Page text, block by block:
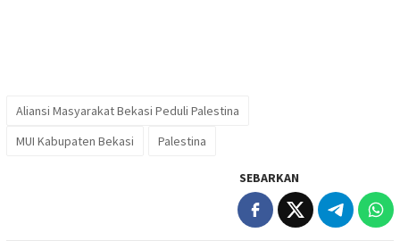
Aliansi Masyarakat Bekasi Peduli Palestina
MUI Kabupaten Bekasi
Palestina
SEBARKAN